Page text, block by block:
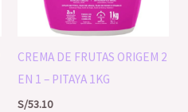
CREMA DE FRUTAS ORIGEM 2
EN 1 – PITAYA 1KG
S/53.10